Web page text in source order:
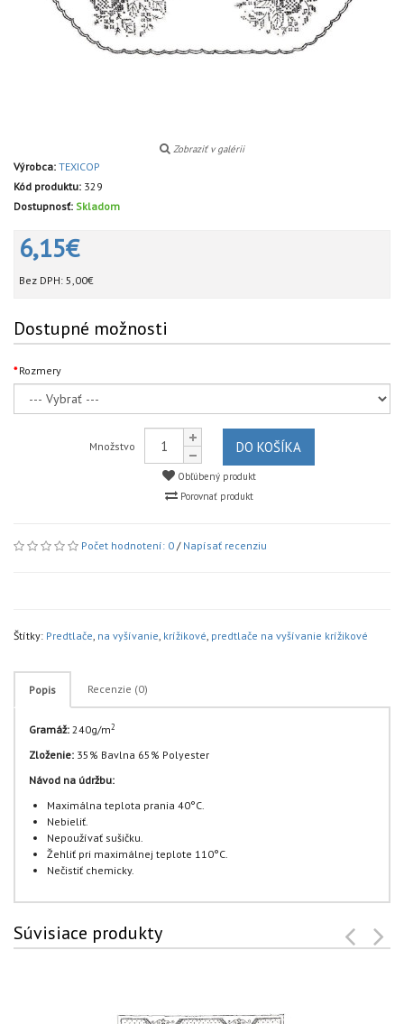
Zobraziť v galérii
Výrobca: TEXICOP
Kód produktu: 329
Dostupnosť: Skladom
6,15€
Bez DPH: 5,00€
Dostupné možnosti
Rozmery
Množstvo DO KOŠÍKA
Obľúbený produkt
Porovnať produkt
Počet hodnotení: 0 / Napísať recenziu
Štítky: Predtlače, na vyšívanie, krížikové, predtlače na vyšívanie krížikové
Popis Recenzie (0)
Gramáž: 240g/m2
Zloženie: 35% Bavlna 65% Polyester
Návod na údržbu:
Maximálna teplota prania 40°C.
Nebieliť.
Nepoužívať sušičku.
Žehliť pri maximálnej teplote 110°C.
Nečistiť chemicky.
Súvisiace produkty